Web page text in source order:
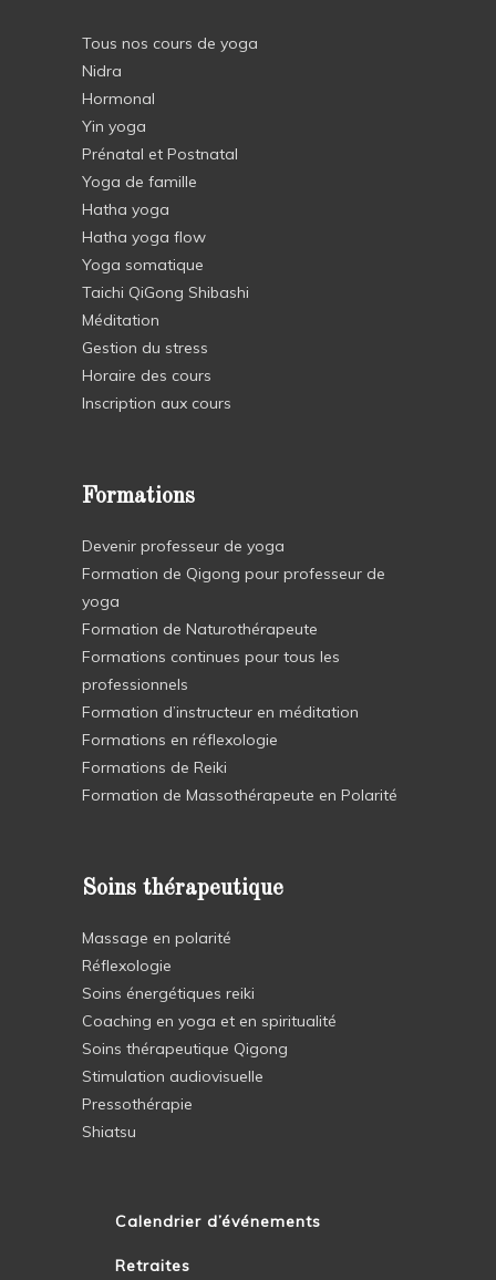
Tous nos cours de yoga
Nidra
Hormonal
Yin yoga
Prénatal et Postnatal
Yoga de famille
Hatha yoga
Hatha yoga flow
Yoga somatique
Taichi QiGong Shibashi
Méditation
Gestion du stress
Horaire des cours
Inscription aux cours
Formations
Devenir professeur de yoga
Formation de Qigong pour professeur de
yoga
Formation de Naturothérapeute
Formations continues pour tous les
professionnels
Formation d’instructeur en méditation
Formations en réflexologie
Formations de Reiki
Formation de Massothérapeute en Polarité
Soins thérapeutique
Massage en polarité
Réflexologie
Soins énergétiques reiki
Coaching en yoga et en spiritualité
Soins thérapeutique Qigong
Stimulation audiovisuelle
Pressothérapie
Shiatsu
Calendrier d’événements
Retraites